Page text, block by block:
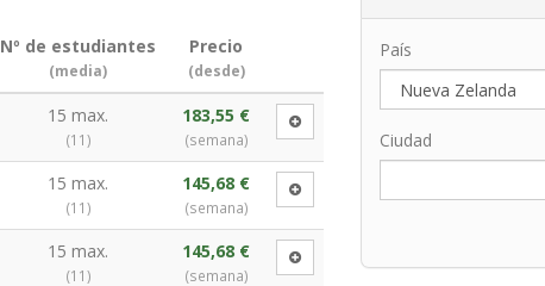
Nº de estudiantes
(media)
Precio
(desde)
15 max.
(11)
183,55 €
(semana)
15 max.
(11)
145,68 €
(semana)
15 max.
(11)
145,68 €
(semana)
País
Ciudad